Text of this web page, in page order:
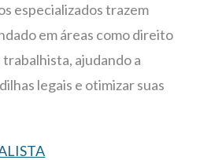
especializados trazem
em áreas como direito
ajudando a
legais e otimizar suas